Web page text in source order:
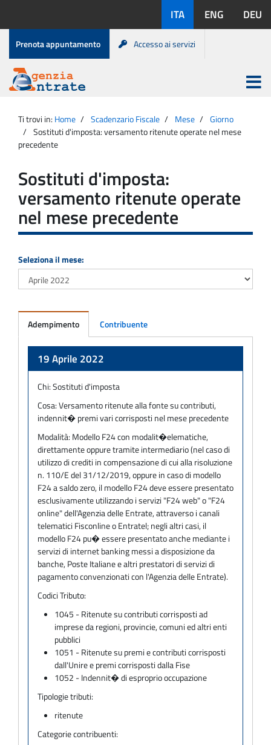
contenuto
disponibili:
ITA ENG DEU
Menu
di
servizio
Prenota appuntamento Accesso ai servizi
Agenzia
Entrate
Apri
menu
principale
Ti trovi in: Home Scadenzario Fiscale Mese
Giorno
Sostituti d'imposta: versamento ritenute operate nel mese
precedente
Sostituti d'imposta:
versamento ritenute operate
nel mese precedente
Seleziona il mese:
Adempimento Contribuente
19 Aprile 2022
Chi:Sostituti d'imposta
Cosa:Versamento ritenute alla fonte su contributi,
indennit� premi vari corrisposti nel mese precedente
Modalità: Modello F24 con modalit�elematiche,
direttamente oppure tramite intermediario (nel caso di
utilizzo di crediti in compensazione di cui alla risoluzione
n. 110/E del 31/12/2019, oppure in caso di modello
F24 a saldo zero, il modello F24 deve essere presentato
esclusivamente utilizzando i servizi "F24 web" o "F24
online" dell'Agenzia delle Entrate, attraverso i canali
telematici Fisconline o Entratel; negli altri casi, il
modello F24 pu� essere presentato anche mediante i
servizi di internet banking messi a disposizione da
banche, Poste Italiane e altri prestatori di servizi di
pagamento convenzionati con l'Agenzia delle Entrate).
Codici Tributo:
1045 - Ritenute su contributi corrisposti ad
imprese da regioni, provincie, comuni ed altri enti
pubblici
1051 - Ritenute su premi e contributi corrisposti
dall'Unire e premi corrisposti dalla Fise
1052 - Indennit� di esproprio occupazione
Tipologie tributi:
ritenute
Categorie contribuenti: